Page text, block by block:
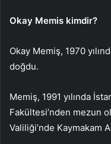
Okay Memis kimdir?
Okay Memiş, 1970
doğdu.
Memiş, 1991 yılında
Fakültesi’nden mezun
Valiliği’nde Kaymakam